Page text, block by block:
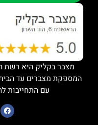
מצבר בקליק היא רשת
המספקת מצברים עד הבית
עם התחייבות להגעה עד